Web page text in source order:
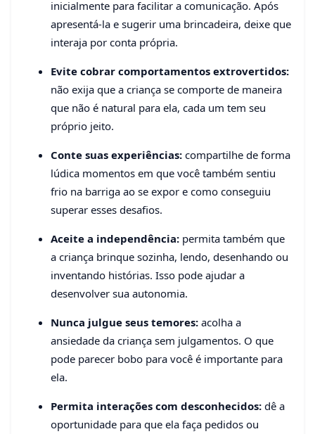
inicialmente para facilitar a comunicação. Após
apresentá-la e sugerir uma brincadeira, deixe que
interaja por conta própria.
Evite cobrar comportamentos extrovertidos:
não exija que a criança se comporte de maneira
que não é natural para ela, cada um tem seu
próprio jeito.
Conte suas experiências: compartilhe de forma
lúdica momentos em que você também sentiu
frio na barriga ao se expor e como conseguiu
superar esses desafios.
Aceite a independência: permita também que
a criança brinque sozinha, lendo, desenhando ou
inventando histórias. Isso pode ajudar a
desenvolver sua autonomia.
Nunca julgue seus temores: acolha a
ansiedade da criança sem julgamentos. O que
pode parecer bobo para você é importante para
ela.
Permita interações com desconhecidos: dê a
oportunidade para que ela faça pedidos ou